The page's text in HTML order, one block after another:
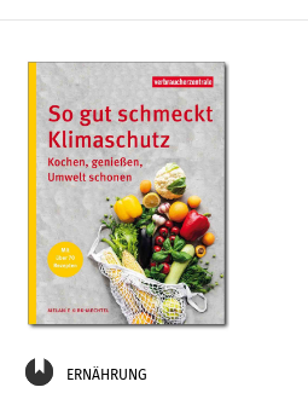
ERNÄHRUNG